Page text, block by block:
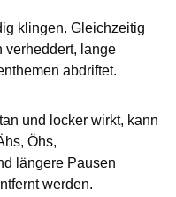
klingen. Gleichzeitig
verheddert, lange
abdriftet.
und locker wirkt, kann
Öhs,
längere Pausen
werden.